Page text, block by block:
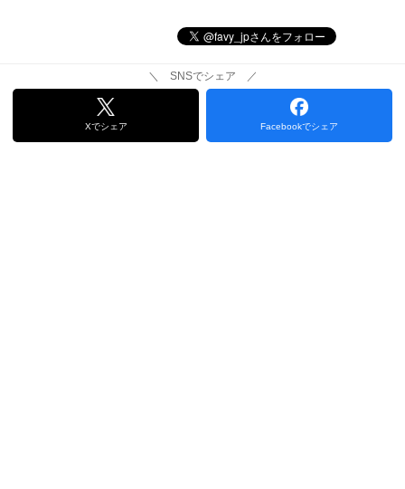
＼ SNSでシェア ／
Xでシェア Facebookでシェア